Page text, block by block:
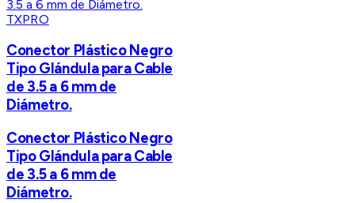
TXPRO
Conector Plástico Negro
Tipo Glándula para Cable
de 3.5 a 6 mm de
Diámetro.
Conector Plástico Negro
Tipo Glándula para Cable
de 3.5 a 6 mm de
Diámetro.